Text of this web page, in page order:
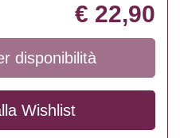
€ 22,90
disponibilità
Wishlist